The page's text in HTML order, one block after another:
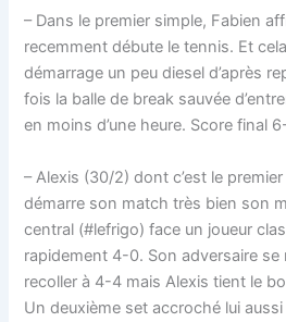
– Dans le premier simple, Fabien
recemment débute le tennis. Et
démarrage un peu diesel d’après
fois la balle de break sauvée
en moins d’une heure. Score final
– Alexis (30/2) dont c’est le
démarre son match très bien son
central (#lefrigo) face un joueur
rapidement 4-0. Son adversaire
recoller à 4-4 mais Alexis tient le
Un deuxième set accroché lui